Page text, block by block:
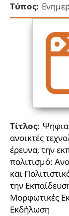
Τύπος:
Τίτλος:
ανοικτές
έρευνα, την
πολιτισμό:
και
την
Μορφωτικές
Εκδήλωση